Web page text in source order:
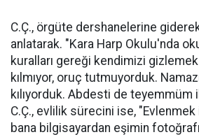
C.Ç., örgüte dershanelerine giderek
anlatarak. "Kara Harp Okulu'nda
kuralları gereği kendimizi
kılmıyor, oruç tutmuyorduk.
kılıyorduk. Abdesti de teyemmüm
C.Ç., evlilik sürecini ise,
bana bilgisayardan eşimin